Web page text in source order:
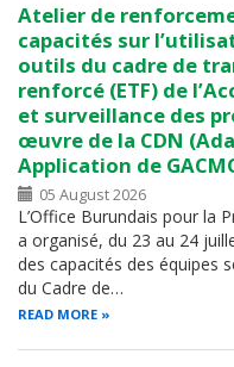
Atelier de
capacités sur
outils du cadre de
renforcé (ETF) de
et surveillance des
œuvre de la CDN
Application de
05 August 2026
L’Office Burundais pour la
a organisé, du 23 au 24
des capacités des équipes
du Cadre de…
READ MORE